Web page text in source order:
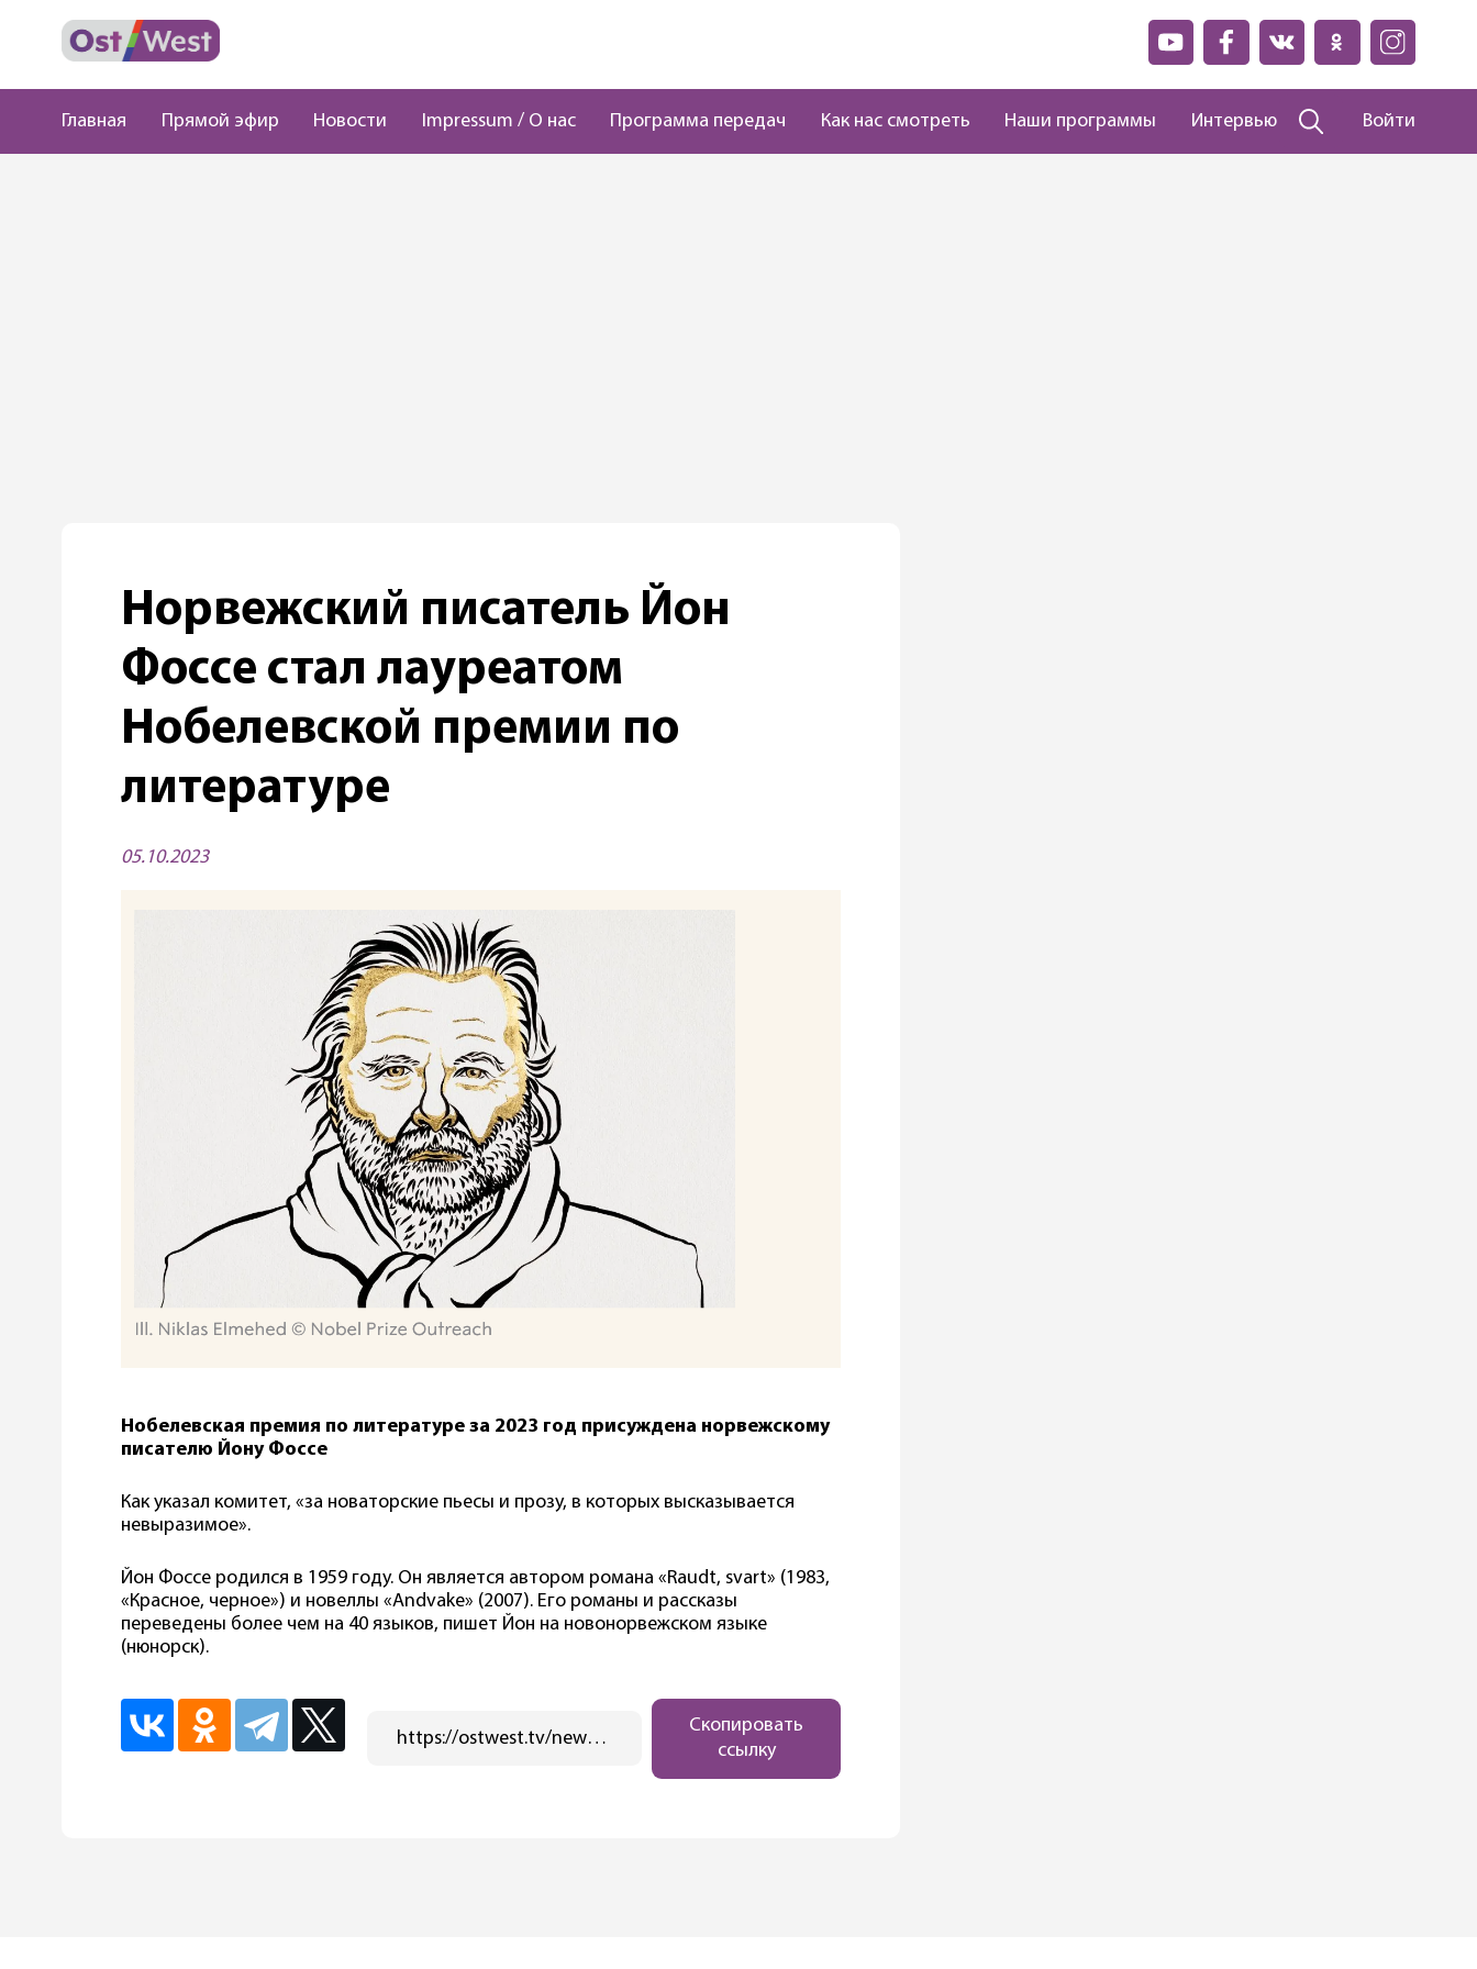
Главная Прямой эфир Новости Impressum / О нас Программа передач Как нас смотреть Наши программы Интервью Войти
Норвежский писатель Йон
Фоссе стал лауреатом
Нобелевской премии по
литературе
05.10.2023
Нобелевская премия по литературе за 2023 год присуждена норвежскому
писателю Йону Фоссе
Как указал комитет, «за новаторские пьесы и прозу, в которых высказывается
невыразимое».
Йон Фоссе родился в 1959 году. Он является автором романа «Raudt, svart» (1983,
«Красное, черное») и новеллы «Andvake» (2007). Его романы и рассказы
переведены более чем на 40 языков, пишет Йон на новонорвежском языке
(нюнорск).
https://ostwest.tv/news/norzhveskij-pisaitel-jon-fosse-stal-laureatom-nobelevskoj-premii-po-literature/
Скопировать
ссылку